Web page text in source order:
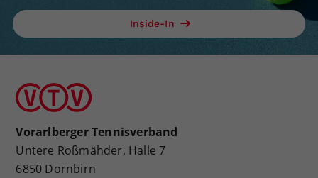
Inside-In
Vorarlberger Tennisverband
Untere Roßmähder, Halle 7
6850 Dornbirn